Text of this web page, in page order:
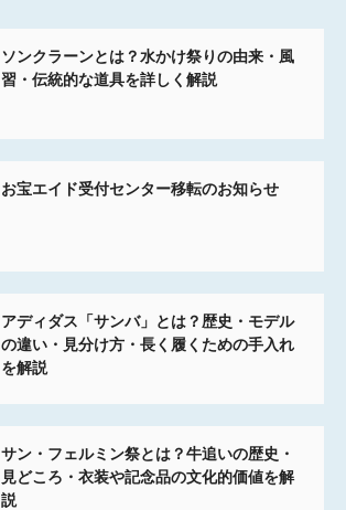
ソンクラーンとは？水かけ祭りの由来・風
習・伝統的な道具を詳しく解説
お宝エイド受付センター移転のお知らせ
アディダス「サンバ」とは？歴史・モデル
の違い・見分け方・長く履くための手入れ
を解説
サン・フェルミン祭とは？牛追いの歴史・
見どころ・衣装や記念品の文化的価値を解
説